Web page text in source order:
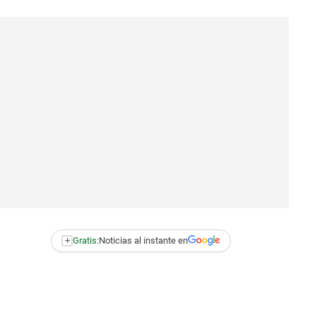
+ Gratis:Noticias al instante en